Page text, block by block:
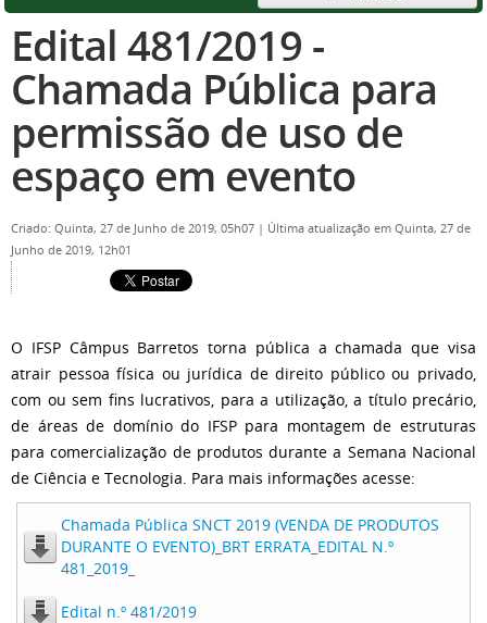
Edital 481/2019 -
Chamada Pública para
permissão de uso de
espaço em evento
Criado: Quinta, 27 de Junho de 2019, 05h07 | Última atualização em Quinta, 27 de
Junho de 2019, 12h01
O IFSP Câmpus Barretos torna pública a chamada que visa
atrair pessoa física ou jurídica de direito público ou privado,
com ou sem fins lucrativos, para a utilização, a título precário,
de áreas de domínio do IFSP para montagem de estruturas
para comercialização de produtos durante a Semana Nacional
de Ciência e Tecnologia. Para mais informações acesse:
Chamada Pública SNCT 2019 (VENDA DE PRODUTOS
DURANTE O EVENTO)_BRT ERRATA_EDITAL N.º
481_2019_
Edital n.º 481/2019